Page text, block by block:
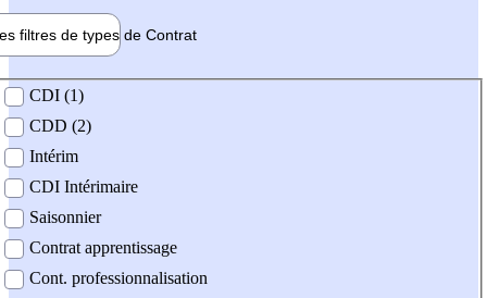
filtres de types de Contrat
contrat
CDI (1)
CDD (2)
Intérim
CDI Intérimaire
Saisonnier
Contrat apprentissage
Cont. professionnalisation